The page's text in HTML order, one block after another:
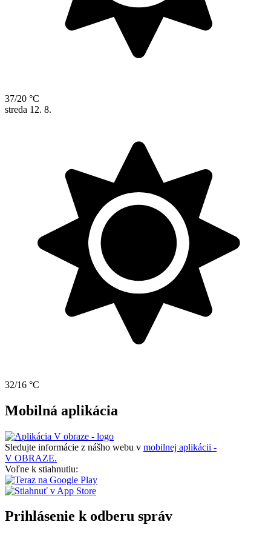
37/20 °C
streda 12. 8.
32/16 °C
Mobilná aplikácia
Sledujte informácie z nášho webu v mobilnej aplikácii -
V OBRAZE.
Voľne k stiahnutiu:
Prihlásenie k odberu správ